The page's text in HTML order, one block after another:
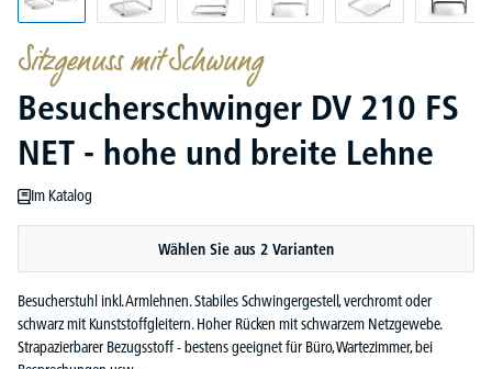
Sitzgenuss mit Schwung
Besucherschwinger DV 210 FS
NET - hohe und breite Lehne
Im Katalog
Wählen Sie aus 2 Varianten
Besucherstuhl inkl. Armlehnen. Stabiles Schwingergestell, verchromt oder
schwarz mit Kunststoffgleitern. Hoher Rücken mit schwarzem Netzgewebe.
Strapazierbarer Bezugsstoff - bestens geeignet für Büro, Wartezimmer, bei